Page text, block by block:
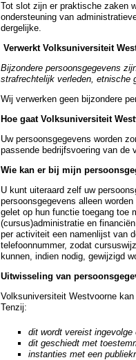
Tot slot zijn er praktische zaken
ondersteuning van
dergelijke.
Verwerkt Volksuniversiteit
Bijzondere persoonsgegevens
strafrechtelijk verleden, etnische
Wij verwerken geen bijzondere
Hoe gaat Volksuniversiteit
Uw persoonsgegevens worden
passende bedrijfsvoering van
Wie kan er bij mijn
U kunt uiteraard zelf uw
persoonsgegevens alleen
gelet op hun functie toegang toe
(cursus)administratie en
per activiteit een namenlijst van
telefoonnummer, zodat
kunnen, indien nodig, gewijzigd
Uitwisseling van
Volksuniversiteit Westvoorne
Tenzij:
dit wordt vereist
dit geschiedt met
instanties met een